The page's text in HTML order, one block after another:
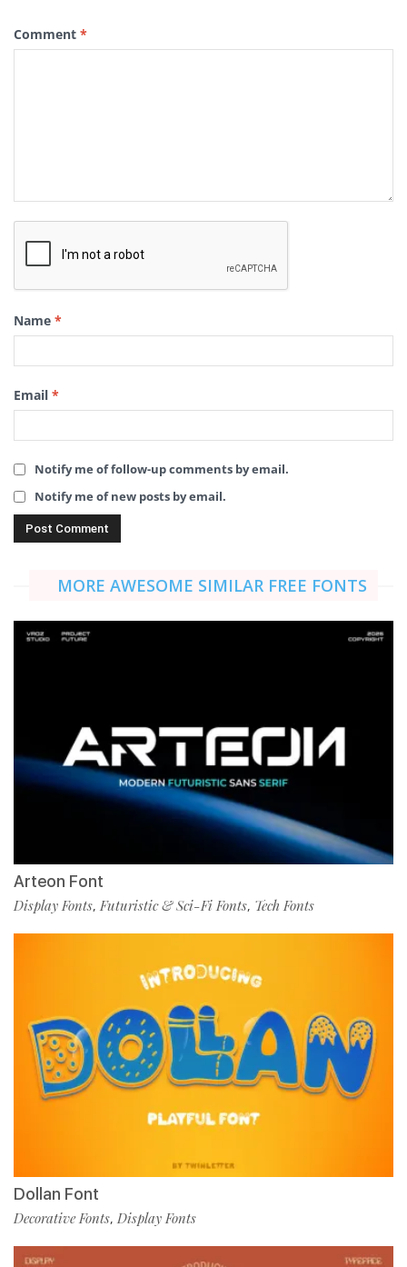
Comment *
Name *
Email *
Notify me of follow-up comments by email.
Notify me of new posts by email.
MORE AWESOME SIMILAR FREE FONTS
Arteon Font
Display Fonts,Futuristic & Sci-Fi Fonts, Tech Fonts
Dollan Font
Decorative Fonts, Display Fonts